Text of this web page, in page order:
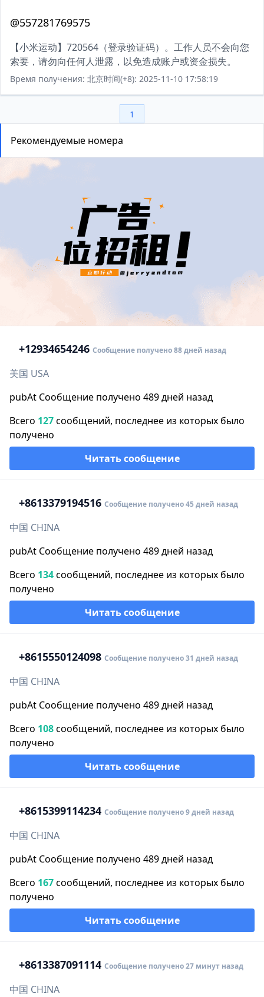
@557281769575
【小米运动】720564（登录验证码）。工作人员不会向您
索要，请勿向任何人泄露，以免造成账户或资金损失。
Время получения: 北京时间(+8): 2025-11-10 17:58:19
1
Рекомендуемые номера
+12934654246 Сообщение получено 88 дней назад
美国 USA
pubAt Сообщение получено 489 дней назад
Всего 127сообщений, последнее из которых было
получено
Читать сообщение
+8613379194516 Сообщение получено 45 дней назад
中国 CHINA
pubAt Сообщение получено 489 дней назад
Всего 134сообщений, последнее из которых было
получено
Читать сообщение
+8615550124098 Сообщение получено 31 дней назад
中国 CHINA
pubAt Сообщение получено 489 дней назад
Всего 108сообщений, последнее из которых было
получено
Читать сообщение
+8615399114234 Сообщение получено 9 дней назад
中国 CHINA
pubAt Сообщение получено 489 дней назад
Всего 167сообщений, последнее из которых было
получено
Читать сообщение
+8613387091114 Сообщение получено 27 минут назад
中国 CHINA